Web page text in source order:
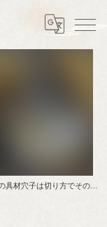
子は切り方でその魅力を引き出す